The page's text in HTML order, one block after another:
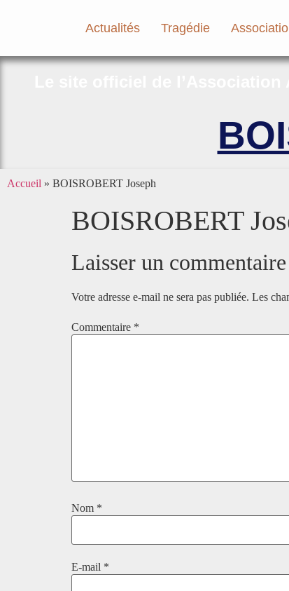
Actualités Tragédie
Accueil » BOISROBERT Joseph
BOISROBERT
Laisser un commentaire
Votre adresse e-mail ne sera pas publiée. Les
Commentaire *
Nom *
E-mail *